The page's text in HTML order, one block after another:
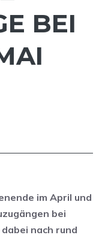
BEI
im April und
bei
nach rund